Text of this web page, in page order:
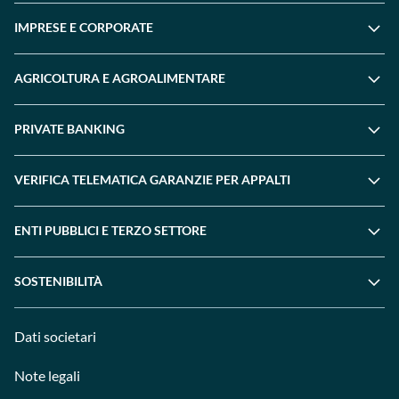
IMPRESE E CORPORATE
AGRICOLTURA E AGROALIMENTARE
PRIVATE BANKING
VERIFICA TELEMATICA GARANZIE PER APPALTI
ENTI PUBBLICI E TERZO SETTORE
SOSTENIBILITÀ
Dati societari
Note legali